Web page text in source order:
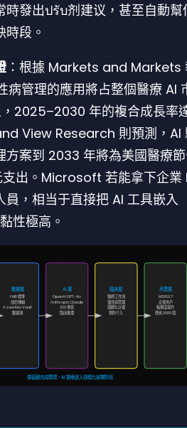
時發出ปรับ剂建议，甚至自動幫
時段。
：根據 Markets and Markets
病管理的應用將占整個醫療 AI
2025–2030 年的複合成長率
View Research 則預測，AI
方案到 2033 年將為美國醫療
出。Microsoft 若能拿下企業
員，相当于直接把 AI 工具嵌入
性極高。
數據層
FHIR 標準
加密傳輸
Azure Key Vault
數據湖
AI 層
OpenAI GPT-4o
Anthropic Claude
230 專家
臨床推理
臨床層
醫師工作流
慢性病管理
個體化計畫
預防介入
商業層
M365 E7
企業用戶
黏著度提升
節省 2000 億
價值鏈完成閉環，AI 醫療进入规模化部署阶段